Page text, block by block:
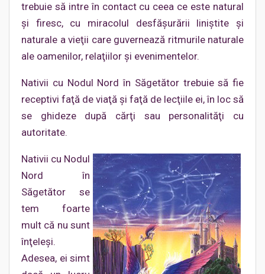
trebuie să intre în contact cu ceea ce este natural
şi firesc, cu miracolul desfăşurării liniştite şi
naturale a vieţii care guvernează ritmurile naturale
ale oamenilor, relaţiilor şi evenimentelor.
Nativii cu Nodul Nord în Săgetător trebuie să fie
receptivi faţă de viaţă şi faţă de lecţiile ei, în loc să
se ghideze după cărţi sau personalităţi cu
autoritate.
Nativii cu Nodul
Nord în
Săgetător se
tem foarte
mult că nu sunt
înţeleşi.
Adesea, ei simt